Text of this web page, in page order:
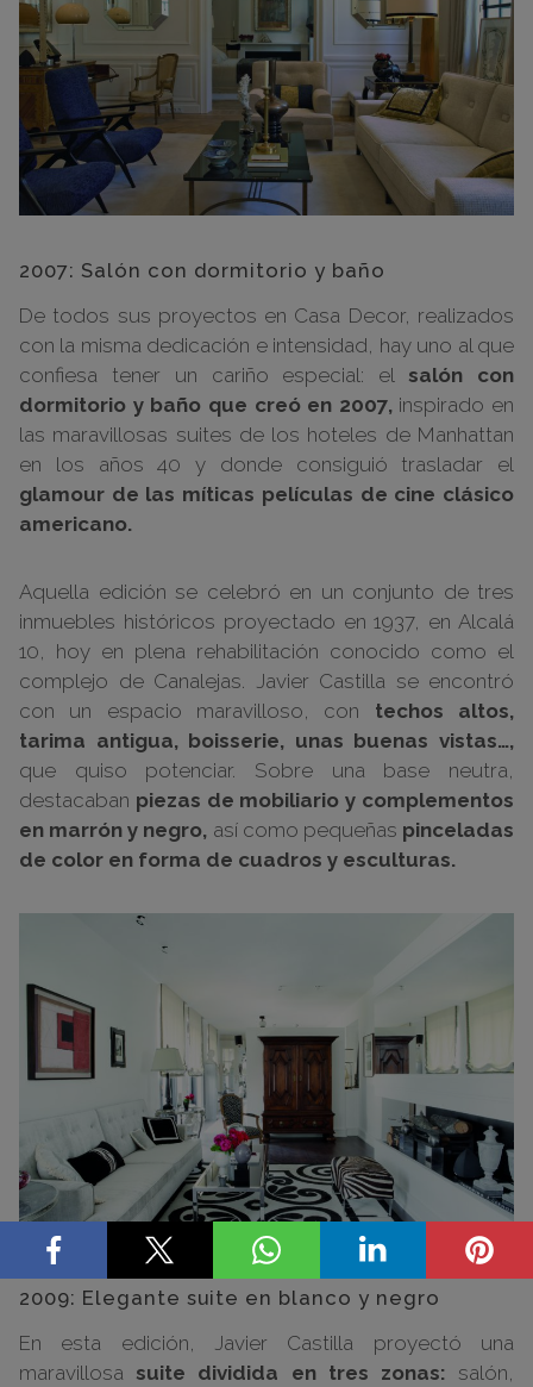
2007: Salón con dormitorio y baño
De todos sus proyectos en Casa Decor, realizados
con la misma dedicación e intensidad, hay uno al que
confiesa tener un cariño especial: el salón con
dormitorio y baño que creó en 2007,inspirado en
las maravillosas suites de los hoteles de Manhattan
en los años 40 y donde consiguió trasladar el
glamour de las míticas películas de cine clásico
americano.
Aquella edición se celebró en un conjunto de tres
inmuebles históricos proyectado en 1937, en Alcalá
10, hoy en plena rehabilitación conocido como el
complejo de Canalejas. Javier Castilla se encontró
con un espacio maravilloso, con techos altos,
tarima antigua, boisserie, unas buenas vistas…,
que quiso potenciar. Sobre una base neutra,
destacaban piezas de mobiliario y complementos
en marrón y negro, así como pequeñas pinceladas
de color en forma de cuadros y esculturas.
2009: Elegante suite en blanco y negro
En esta edición, Javier Castilla proyectó una
maravillosa suite dividida en tres zonas: salón,